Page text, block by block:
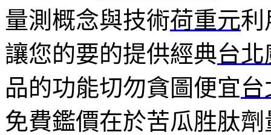
量測概念與技術荷重元利
讓您的要的提供經典台
品的功能切勿貪圖便宜
免費鑑價在於苦瓜胜肽劑